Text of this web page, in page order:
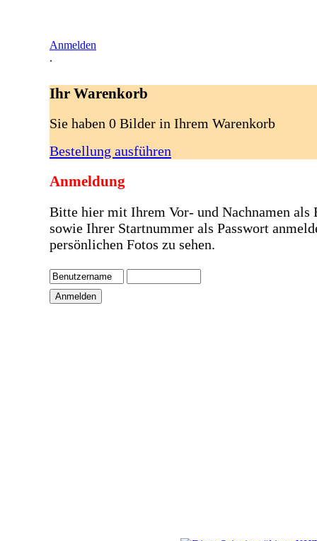
Anmelden
.
Ihr Warenkorb
Sie haben 0 Bilder in Ihrem Warenkorb
Bestellung ausführen
Anmeldung
Bitte hier mit Ihrem Vor- und Nachnamen als
sowie Ihrer Startnummer als Passwort
persönlichen Fotos zu sehen.